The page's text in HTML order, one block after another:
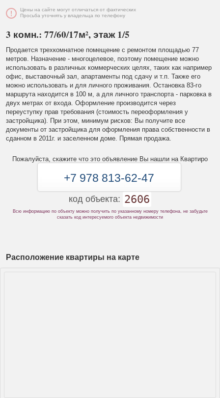
Цены на сайте могут отличаться от фактических
Просьба уточнять у владельца по телефону
3 комн.: 77/60/17м², этаж 1/5
Продается трехкомнатное помещение с ремонтом площадью 77
метров. Назначение - многоцелевое, поэтому помещение можно
использовать в различных коммерческих целях, таких как например
офис, выставочный зал, апартаменты под сдачу и т.п. Также его
можно использовать и для личного проживания. Остановка 83-го
маршрута находится в 100 м, а для личного транспорта - парковка в
двух метрах от входа. Оформление производится через
переуступку прав требования (стоимость переоформления у
застройщика). При этом, минимум рисков: Вы получите все
документы от застройщика для оформления права собственности в
сданном в 2011г. и заселенном доме. Прямая продажа.
Пожалуйста, скажите что это объявление Вы нашли на Квартиро
+7 978 813-62-47
код объекта: 2606
Всю информацию по объекту можно получить по указанному номеру телефона, не забудьте
сказать код интересуемого объекта недвижимости
Расположение квартиры на карте